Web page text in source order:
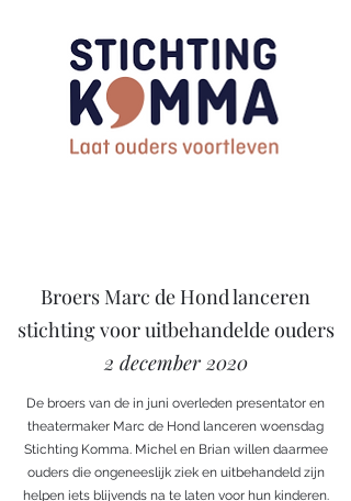
Broers Marc de Hond lanceren
stichting voor uitbehandelde ouders
2 december 2020
De broers van de in juni overleden presentator en
theatermaker Marc de Hond lanceren woensdag
Stichting Komma. Michel en Brian willen daarmee
ouders die ongeneeslijk ziek en uitbehandeld zijn
helpen iets blijvends na te laten voor hun kinderen.